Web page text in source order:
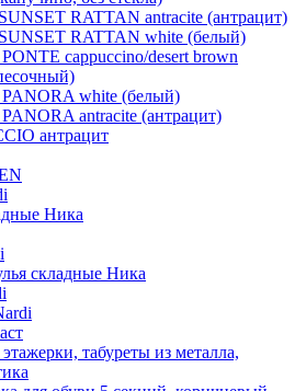
RATTAN antracite (антрацит)
RATTAN white (белый)
cappuccino/desert brown
white (белый)
antracite (антрацит)
антрацит
Ника
складные Ника
табуреты из металла,